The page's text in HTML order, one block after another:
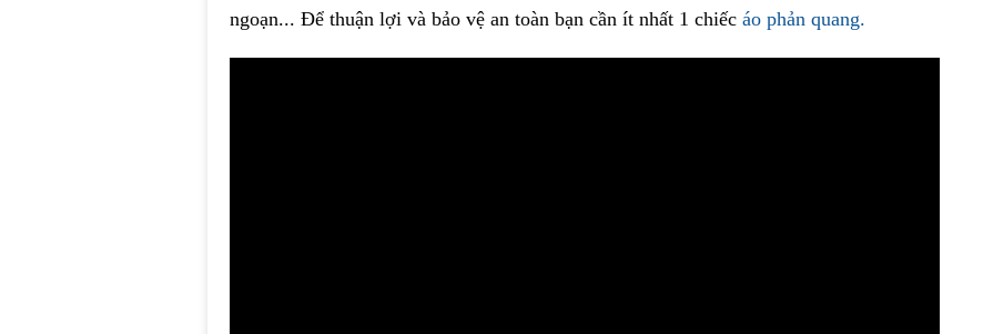
ngoạn... Để thuận lợi và bảo vệ an toàn bạn cần ít nhất 1 chiếc áo phản quang.